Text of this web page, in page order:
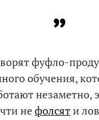
фуфло-
обучения,
нефолсяти